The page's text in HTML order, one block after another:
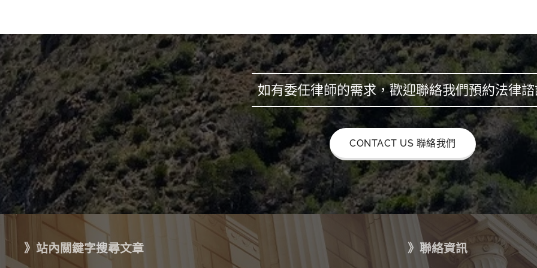
如有委任律師的需求，歡迎聯絡我們預約法律
CONTACT US 聯絡我們
》站內關鍵字搜尋文章 》聯絡資訊